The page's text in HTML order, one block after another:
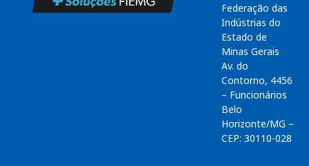
Federação das
Indústrias do
Estado de
Minas Gerais
Av. do
Contorno, 4456
– Funcionários
Belo
Horizonte/MG –
CEP: 30110-028